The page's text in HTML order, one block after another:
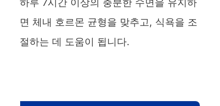
하루 7시간 이상의 충분한 수면을 유지하
면 체내 호르몬 균형을 맞추고, 식욕을 조
절하는 데 도움이 됩니다.